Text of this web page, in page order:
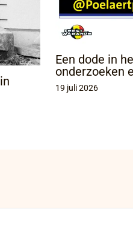
Een dode in
onderzoeken
19 juli 2026